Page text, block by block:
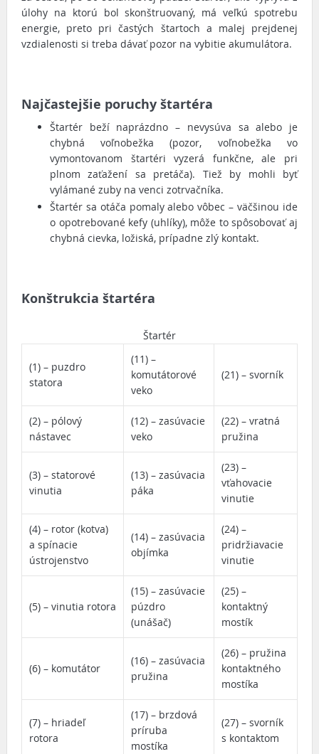
úlohy na ktorú bol skonštruovaný, má veľkú spotrebu
energie, preto pri častých štartoch a malej prejdenej
vzdialenosti si treba dávať pozor na vybitie akumulátora.
Najčastejšie poruchy štartéra
Štartér beží naprázdno – nevysúva sa alebo je
chybná voľnobežka (pozor, voľnobežka vo
vymontovanom štartéri vyzerá funkčne, ale pri
plnom zaťažení sa pretáča). Tiež by mohli byť
vylámané zuby na venci zotrvačníka.
Štartér sa otáča pomaly alebo vôbec – väčšinou ide
o opotrebované kefy (uhlíky), môže to spôsobovať aj
chybná cievka, ložiská, prípadne zlý kontakt.
Konštrukcia štartéra
Štartér
(1) – puzdro
statora
(11) –
komutátorové
veko
(21) – svorník
(2) – pólový
nástavec
(12) – zasúvacie
veko
(22) – vratná
pružina
(3) – statorové
vinutia
(13) – zasúvacia
páka
(23) –
vťahovacie
vinutie
(4) – rotor (kotva)
a spínacie
ústrojenstvo
(14) – zasúvacia
objímka
(24) –
pridržiavacie
vinutie
(5) – vinutia rotora
(15) – zasúvacie
púzdro
(unášač)
(25) –
kontaktný
mostík
(6) – komutátor
(16) – zasúvacia
pružina
(26) – pružina
kontaktného
mostíka
(7) – hriadeľ
rotora
(17) – brzdová
príruba
mostíka
(27) – svorník
s kontaktom